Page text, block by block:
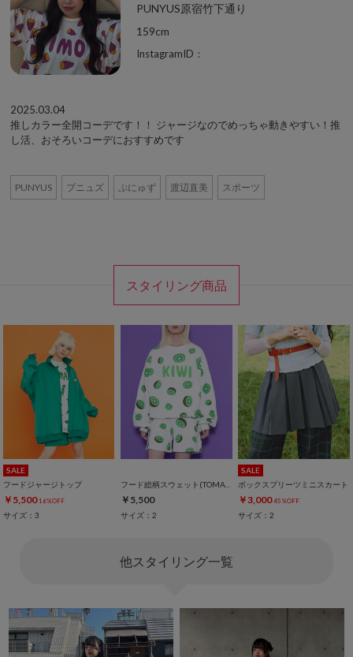
PUNYUS原宿竹下通り
159cm
InstagramID：
2025.03.04
推しカラー全開コーデです！！ ジャージなのでめっちゃ動きやすい！推
し活、おそろいコーデにおすすめです
PUNYUS プニュズ ぷにゅず 渡辺直美 スポーツ
スタイリング商品
SALE
フードジャージトップ
￥5,500 16%OFF
サイズ：3
フード総柄スウェット(TOMATO RENNYU FUGU KIWI)
￥5,500
サイズ：2
SALE
ボックスプリーツミニスカート
￥3,000 45%OFF
サイズ：2
他スタイリング一覧